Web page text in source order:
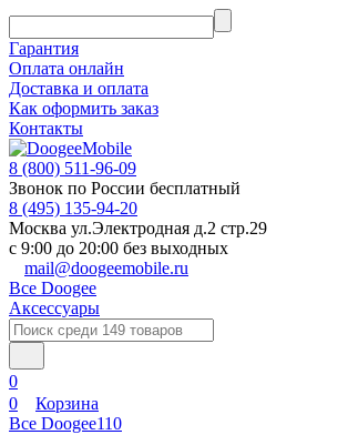
Гарантия
Оплата онлайн
Доставка и оплата
Как оформить заказ
Контакты
8 (800) 511-96-09
Звонок по России бесплатный
8 (495) 135-94-20
Москва ул.Электродная д.2 стр.29
с 9:00 до 20:00 без выходных
mail@doogeemobile.ru
Все Doogee
Аксессуары
0
0
Корзина
Все Doogee110